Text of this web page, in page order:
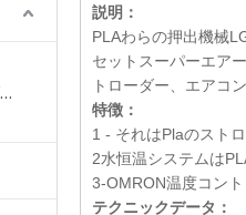
普通のスピードストロー曲げ機械
PLAストロー押出機LG-E13（50）経済シリーズ
説明：
PLAわらの押出機械
セットスーパーエア
トローダー、エアコ
特徴：
1 - それはPlaのスト
2水恒温システムは
3-OMRON温度コン
テクニックデータ：